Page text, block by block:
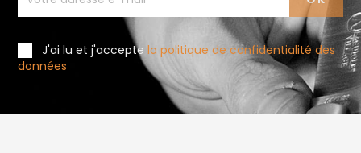
J'ai lu et j'acceptela politique de confidentialité des
données